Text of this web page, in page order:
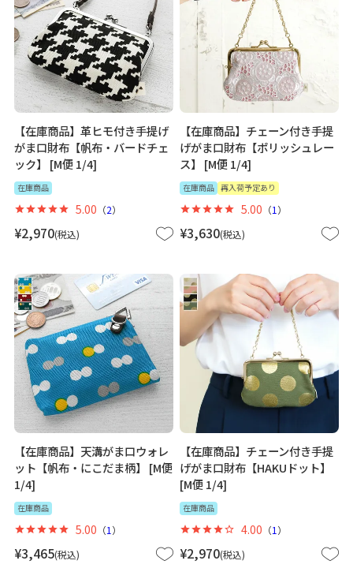
【在庫商品】革ヒモ付き手提げ
がま口財布【帆布・バードチェ
ック】 [M便 1/4]
在庫商品
¥2,970 税込
5.00 （2）
【在庫商品】チェーン付き手提
げがま口財布【ポリッシュレー
ス】 [M便 1/4]
在庫商品 再入荷予定あり
¥3,630 税込
5.00 （1 ）
【在庫商品】天溝がま口ウォレ
ット【帆布・にこだま柄】 [M便
1/4]
在庫商品
¥3,465 税込
5.00 （1 ）
【在庫商品】チェーン付き手提
げがま口財布【HAKUドット】
[M便 1/4]
在庫商品
¥2,970 税込
4.00 （1 ）